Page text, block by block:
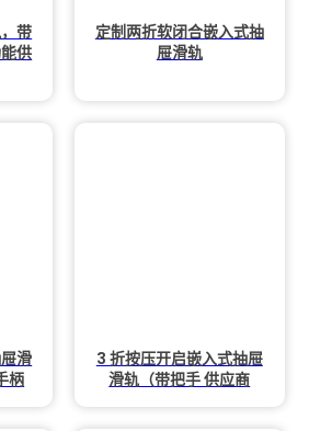
带
供
定制两折软闭合嵌入式抽
屉滑轨
滑
柄
3 折按压开启嵌入式抽屉
滑轨（带把手 供应商